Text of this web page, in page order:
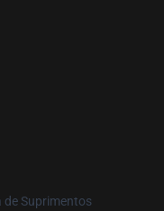
de Suprimentos